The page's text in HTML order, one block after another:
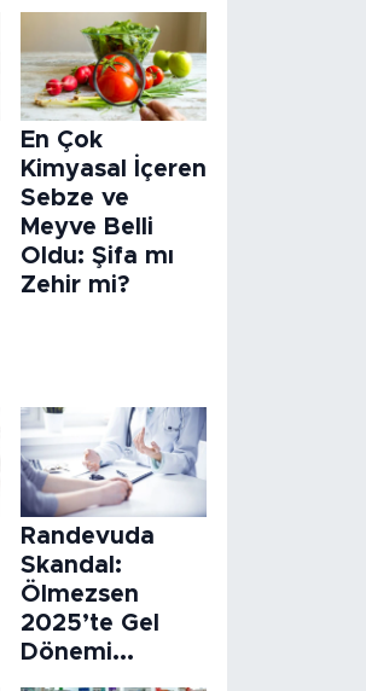
En Çok
Kimyasal İçeren
Sebze ve
Meyve Belli
Oldu: Şifa mı
Zehir mi?
Randevuda
Skandal:
Ölmezsen
2025’te Gel
Dönemi...